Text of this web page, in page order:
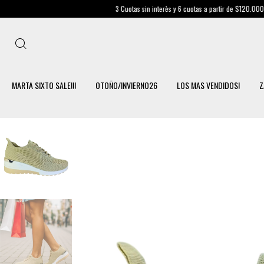
3 Cuotas sin interès y 6 cuotas a partir de $120.000 Envío Gratis
MARTA SIXTO SALE!!! OTOÑO/INVIERNO26 LOS MAS VENDIDOS!